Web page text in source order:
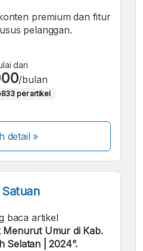
premium dan fitur
pelanggan.
dari
/bulan
per artikel
detail »
Satuan
baca artikel
Menurut Umur di Kab.
Selatan | 2024”.